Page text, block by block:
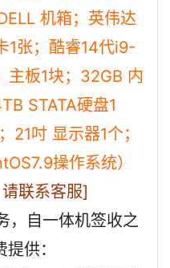
机箱；英伟达
1张；酷睿14代i9-
主板1块；32GB 内
STATA硬盘1
21吋 显示器1个；
操作系统）
联系客服]
，自一体机签收之
供：